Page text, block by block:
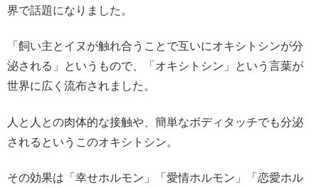
界で話題になりました。
「飼い主とイヌが触れ合うことで互いにオキシトシンが分
泌される」というもので、「オキシトシン」という言葉が
世界に広く流布されました。
人と人との肉体的な接触や、簡単なボディタッチでも分泌
されるというこのオキシトシン。
その効果は「幸せホルモン」「愛情ホルモン」「恋愛ホル